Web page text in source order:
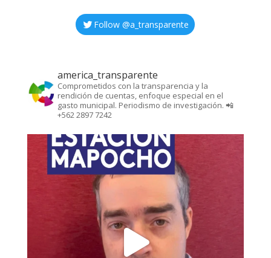
Follow @a_transparente
america_transparente
Comprometidos con la transparencia y la
rendición de cuentas, enfoque especial en el
gasto municipal. Periodismo de investigación. 📲
+562 2897 7242